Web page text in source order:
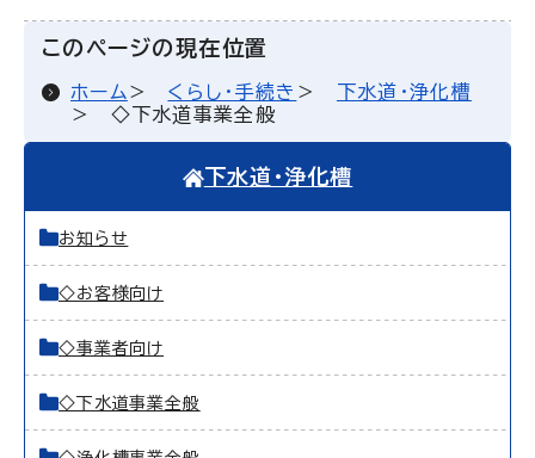
このページの現在位置
ホーム くらし・手続き
下水道・浄化槽
◇下水道事業全般
下水道・浄化槽
お知らせ
◇お客様向け
◇事業者向け
◇下水道事業全般